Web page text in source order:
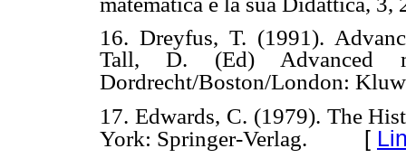
16. Dreyfus, T. (1991).
Tall, D. (Ed) Advanced
Dordrecht/Boston/London:
17. Edwards, C. (1979). The
York: Springer-Verlag. [